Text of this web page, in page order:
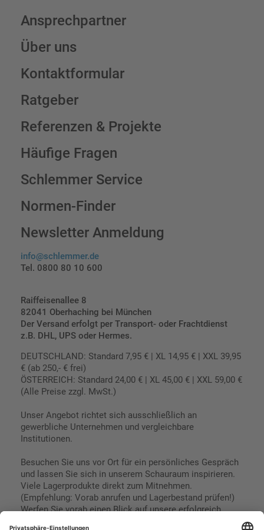
Ansprechpartner
Über uns
Kontaktformular
Ratgeber
Referenzen & Projekte
Häufige Fragen
Schlemmer Service
Normen-Finder
Newsletter Anmeldung
info@schlemmer.de
Tel. 0800 80 10 600
Raiffeisenallee 8
82041 Oberhaching bei München
Der Versand erfolgt per Transport- oder Frachtdienst
z.B. DHL, UPS oder Hermes.
DEUTSCHLAND: Standard 7,95 € | XL 14,95 € | XXL 39,95
€ (ab 250,- € frei)
ÖSTERREICH: Standard 24,00 € | XL 45,00 € | XXL 59,00 €
(Alle Preise zzgl. MwSt.)
Unser Angebot richtet sich ausschließlich an
gewerbliche Unternehmen und vergleichbare
Institutionen.
Besuchen Sie uns vor Ort für ein persönliches Gespräch
und lassen Sie sich in unserem Schauraum inspirieren.
Viele Lagerprodukte direkt zum Mitnehmen.
(Empfehlung: Vorab anrufen und Lagerbestand prüfen!)
Werfen Sie vorab einen Blick auf unsere erfolgreich